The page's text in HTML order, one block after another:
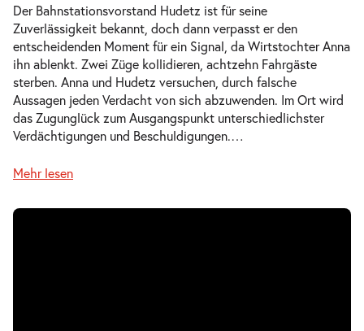
Der Bahnstationsvorstand Hudetz ist für seine
Zuverlässigkeit bekannt, doch dann verpasst er den
entscheidenden Moment für ein Signal, da Wirtstochter Anna
ihn ablenkt. Zwei Züge kollidieren, achtzehn Fahrgäste
sterben. Anna und Hudetz versuchen, durch falsche
Aussagen jeden Verdacht von sich abzuwenden. Im Ort wird
das Zugunglück zum Ausgangspunkt unterschiedlichster
Verdächtigungen und Beschuldigungen.…
Mehr lesen